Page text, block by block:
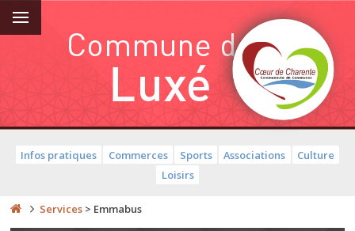
Infos pratiques Commerces Sports Associations
Culture
Loisirs
Services > Emmabus